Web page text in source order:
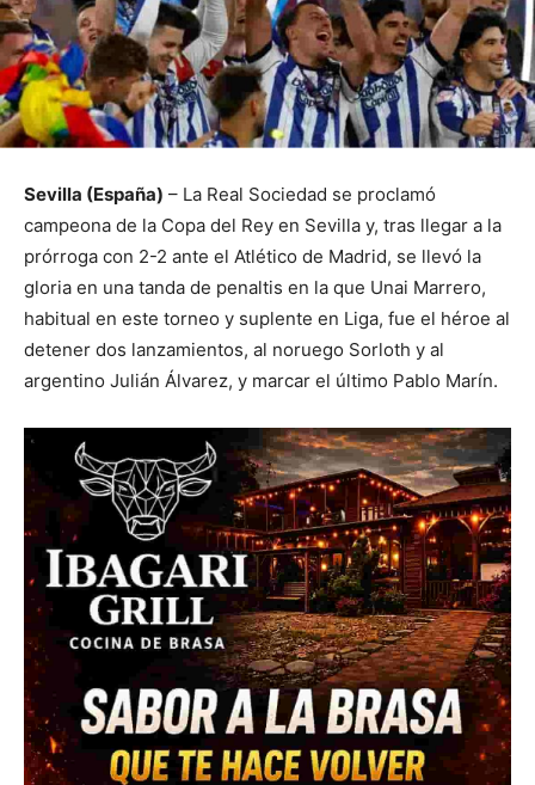
Sevilla (España) – La Real Sociedad se proclamó
campeona de la Copa del Rey en Sevilla y, tras llegar a la
prórroga con 2-2 ante el Atlético de Madrid, se llevó la
gloria en una tanda de penaltis en la que Unai Marrero,
habitual en este torneo y suplente en Liga, fue el héroe al
detener dos lanzamientos, al noruego Sorloth y al
argentino Julián Álvarez, y marcar el último Pablo Marín.